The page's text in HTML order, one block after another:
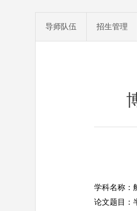
导师队伍 招生管理
学科名称：
论文题目：